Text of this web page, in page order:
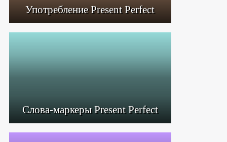
Употребление Present Perfect
Слова-маркеры Present Perfect